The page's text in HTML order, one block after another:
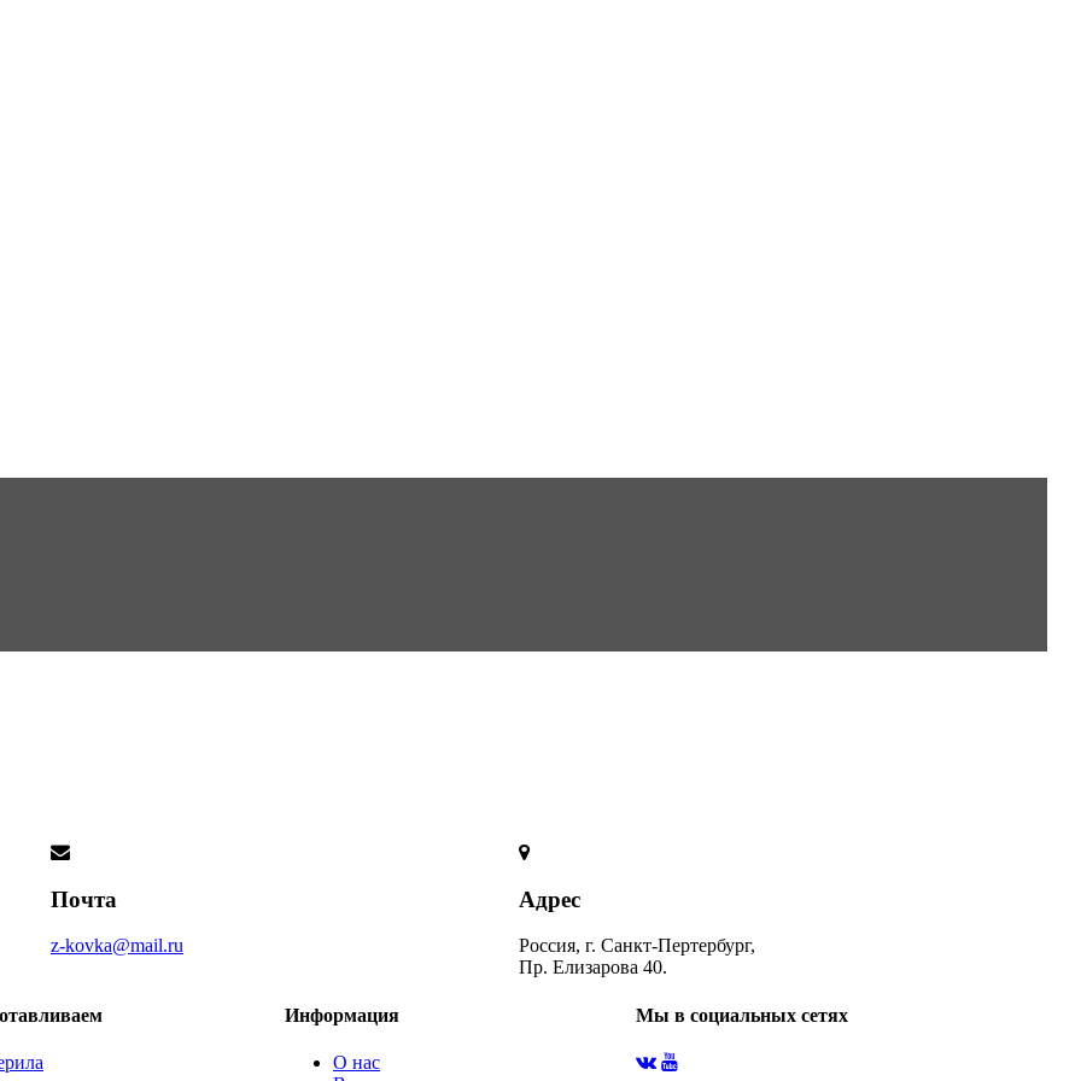
Почта
z-kovka@mail.ru
Адрес
Россия, г. Санкт-Пертербург,
Пр. Елизарова 40.
Информация
О нас
Мы в социальных сетях